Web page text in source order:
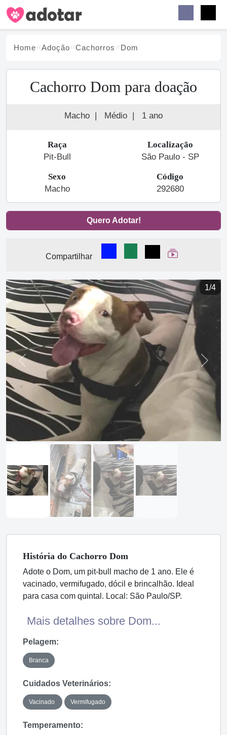
Home Adoção Cachorros Dom
Cachorro Dom para doação
Macho | Médio | 1 ano
Raça
Pit-Bull
Localização
São Paulo - SP
Sexo
Macho
Código
292680
Quero Adotar!
Compartilhar
Compartilhar no Facebook
Compartilhar no
Compartilhar
Ver Web Story
1/4
Previous Next
História do Cachorro Dom
Adote o Dom, um pit-bull macho de 1 ano. Ele é
vacinado, vermifugado, dócil e brincalhão. Ideal
para casa com quintal. Local: São Paulo/SP.
Mais detalhes sobre Dom...
Pelagem:
Branca
Cuidados Veterinários:
Vacinado Vermifugado
Temperamento: